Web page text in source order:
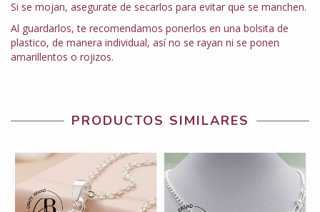
Si se mojan, asegurate de secarlos para evitar que se manchen.
Al guardarlos, te recomendamos ponerlos en una bolsita de
plastico, de manera individual, así no se rayan ni se ponen
amarillentos o rojizos.
PRODUCTOS SIMILARES